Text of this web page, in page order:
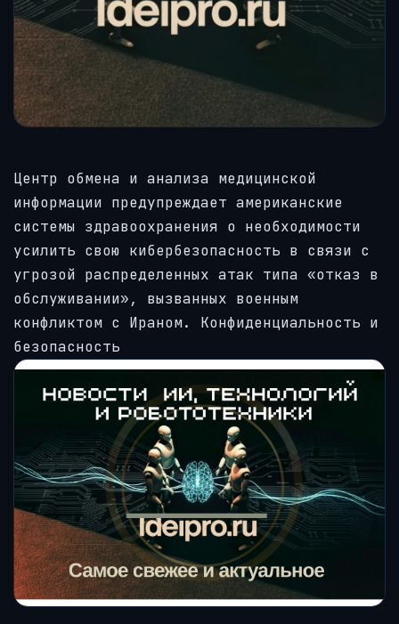
Центр обмена и анализа медицинской
информации предупреждает американские
системы здравоохранения о необходимости
усилить свою кибербезопасность в связи с
угрозой распределенных атак типа «отказ в
обслуживании», вызванных военным
конфликтом с Ираном. Конфиденциальность и
безопасность